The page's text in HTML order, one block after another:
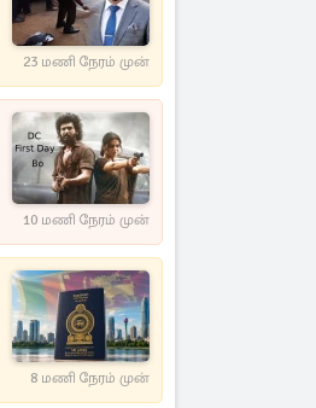
23 மணி நேரம் முன்
10 மணி நேரம் முன்
8 மணி நேரம் முன்